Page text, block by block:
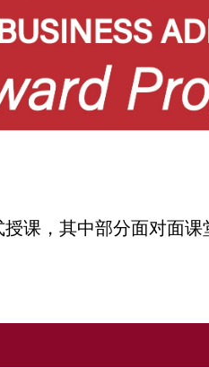
课，其中部分面对面